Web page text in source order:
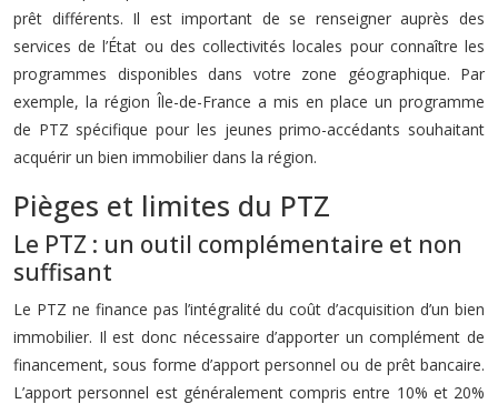
prêt différents. Il est important de se renseigner auprès des
services de l’État ou des collectivités locales pour connaître les
programmes disponibles dans votre zone géographique. Par
exemple, la région Île-de-France a mis en place un programme
de PTZ spécifique pour les jeunes primo-accédants souhaitant
acquérir un bien immobilier dans la région.
Pièges et limites du PTZ
Le PTZ : un outil complémentaire et non
suffisant
Le PTZ ne finance pas l’intégralité du coût d’acquisition d’un bien
immobilier. Il est donc nécessaire d’apporter un complément de
financement, sous forme d’apport personnel ou de prêt bancaire.
L’apport personnel est généralement compris entre 10% et 20%